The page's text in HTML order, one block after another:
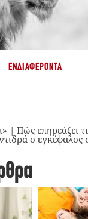
ΕΝΔΙΑΦΈΡΟΝΤΑ
| Πώς επηρεάζει
ο εγκέφαλος